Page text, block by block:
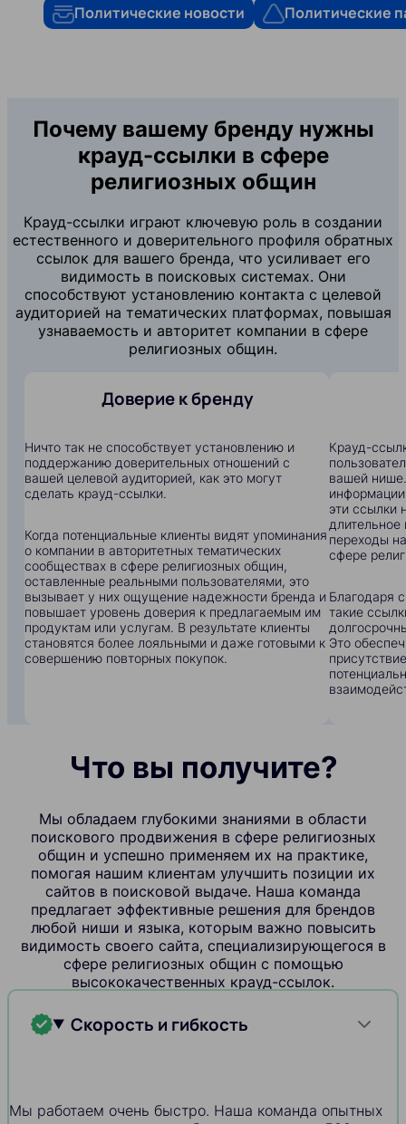
Политические новости
Политические
Почему вашему бренду нужны
крауд-ссылки в сфере
религиозных общин
Крауд-ссылки играют ключевую роль в создании
естественного и доверительного профиля обратных
ссылок для вашего бренда, что усиливает его
видимость в поисковых системах. Они
способствуют установлению контакта с целевой
аудиторией на тематических платформах, повышая
узнаваемость и авторитет компании в сфере
религиозных общин.
Доверие к бренду
Ничто так не способствует установлению и
поддержанию доверительных отношений с
вашей целевой аудиторией, как это могут
сделать крауд-ссылки.
Когда потенциальные клиенты видят упоминания
о компании в авторитетных тематических
сообществах в сфере религиозных общин,
оставленные реальными пользователями, это
вызывает у них ощущение надежности бренда и
повышает уровень доверия к предлагаемым им
продуктам или услугам. В результате клиенты
становятся более лояльными и даже готовыми к
совершению повторных покупок.
Крауд-
вашей
эти ссылки
переходы
сфере
Благодаря
такие
Это
Что вы получите?
Мы обладаем глубокими знаниями в области
поискового продвижения в сфере религиозных
общин и успешно применяем их на практике,
помогая нашим клиентам улучшить позиции их
сайтов в поисковой выдаче. Наша команда
предлагает эффективные решения для брендов
любой ниши и языка, которым важно повысить
видимость своего сайта, специализирующегося в
сфере религиозных общин с помощью
высококачественных крауд-ссылок.
Скорость и гибкость
Мы работаем очень быстро. Наша команда опытных